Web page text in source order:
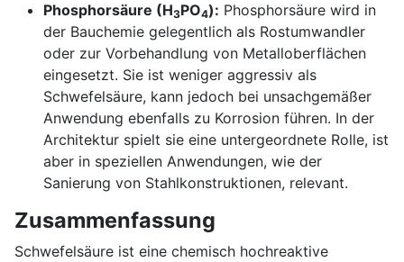
Phosphorsäure (H3PO4): Phosphorsäure wird in
der Bauchemie gelegentlich als Rostumwandler
oder zur Vorbehandlung von Metalloberflächen
eingesetzt. Sie ist weniger aggressiv als
Schwefelsäure, kann jedoch bei unsachgemäßer
Anwendung ebenfalls zu Korrosion führen. In der
Architektur spielt sie eine untergeordnete Rolle, ist
aber in speziellen Anwendungen, wie der
Sanierung von Stahlkonstruktionen, relevant.
Zusammenfassung
Schwefelsäure ist eine chemisch hochreaktive